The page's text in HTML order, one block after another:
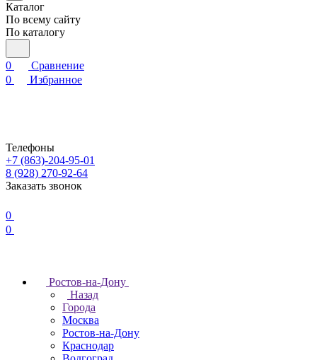
Каталог
По всему сайту
По каталогу
0
Сравнение
0
Избранное
Телефоны
+7 (863)-204-95-01
8 (928) 270-92-64
Заказать звонок
0
0
Ростов-на-Дону
Назад
Города
Москва
Ростов-на-Дону
Краснодар